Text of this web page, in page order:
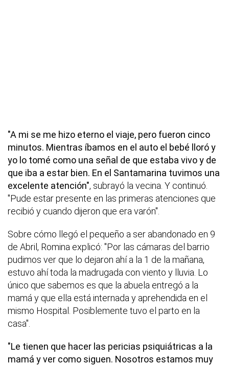
"A mi se me hizo eterno el viaje, pero fueron cinco
minutos. Mientras íbamos en el auto el bebé lloró y
yo lo tomé como una señal de que estaba vivo y de
que iba a estar bien. En el Santamarina tuvimos una
excelente atención", subrayó la vecina. Y continuó.
"Pude estar presente en las primeras atenciones que
recibió y cuando dijeron que era varón".
Sobre cómo llegó el pequeño a ser abandonado en 9
de Abril, Romina explicó: "Por las cámaras del barrio
pudimos ver que lo dejaron ahí a la 1 de la mañana,
estuvo ahí toda la madrugada con viento y lluvia. Lo
único que sabemos es que la abuela entregó a la
mamá y que ella está internada y aprehendida en el
mismo Hospital. Posiblemente tuvo el parto en la
casa".
"Le tienen que hacer las pericias psiquiátricas a la
mamá y ver como siguen. Nosotros estamos muy